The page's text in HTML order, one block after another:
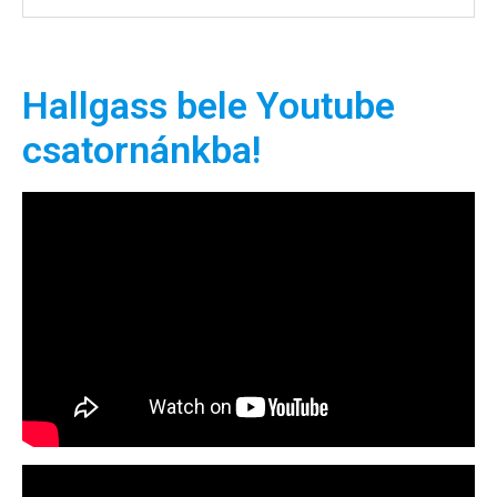
Hallgass bele Youtube
csatornánkba!